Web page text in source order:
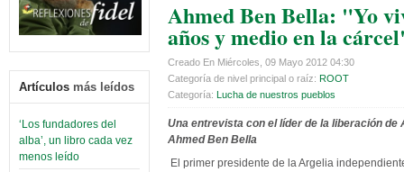
Artículos más leídos
‘Los fundadores del
alba’, un libro cada vez
menos leído
Ahmed Ben Bella: "Yo
años y medio en la
Creado En Miércoles, 09 Mayo 2012 04:30
Categoría de nivel principal o raíz: ROOT
Categoría: Lucha de nuestros pueblos
Una entrevista con el líder de la liberación de
Ahmed Ben Bella
El primer presidente de la Argelia